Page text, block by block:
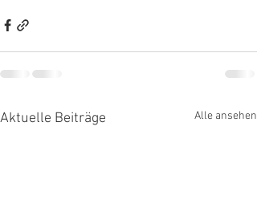
Aktuelle Beiträge Alle ansehen